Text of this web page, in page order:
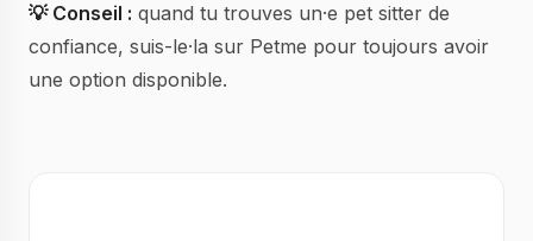
💡 Conseil : quand tu trouves un·e pet sitter de
confiance, suis-le·la sur Petme pour toujours avoir
une option disponible.